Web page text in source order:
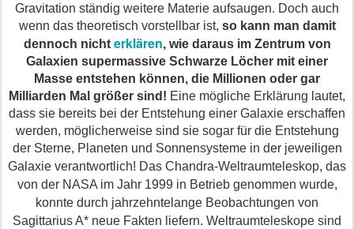
Gravitation ständig weitere Materie aufsaugen. Doch auch
wenn das theoretisch vorstellbar ist, so kann man damit
dennoch nicht erklären, wie daraus im Zentrum von
Galaxien supermassive Schwarze Löcher mit einer
Masse entstehen können, die Millionen oder gar
Milliarden Mal größer sind! Eine mögliche Erklärung lautet,
dass sie bereits bei der Entstehung einer Galaxie erschaffen
werden, möglicherweise sind sie sogar für die Entstehung
der Sterne, Planeten und Sonnensysteme in der jeweiligen
Galaxie verantwortlich! Das Chandra-Weltraumteleskop, das
von der NASA im Jahr 1999 in Betrieb genommen wurde,
konnte durch jahrzehntelange Beobachtungen von
Sagittarius A* neue Fakten liefern. Weltraumteleskope sind